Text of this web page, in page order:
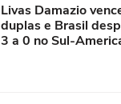
Livas Damazio
duplas e Brasil
3 a 0 no Sul-